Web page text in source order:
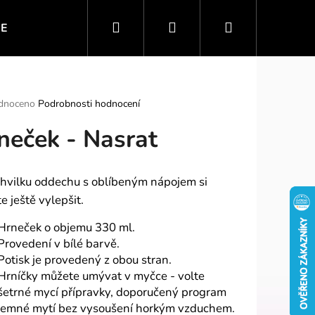
VTIPNÉ MOTIVY SPORT A ZÁBAVA
Hledat PřihlášeníNákupní
Podrobnosti hodnocení
- Nasrat
oddechu s oblíbeným nápojem si
ještě vylepšit.
o objemu 330 ml.
v bílé barvě.
je provedený z obou stran.
můžete umývat v myčce - volte
mycí přípravky, doporučený program
mytí bez vysoušení horkým vzduchem.